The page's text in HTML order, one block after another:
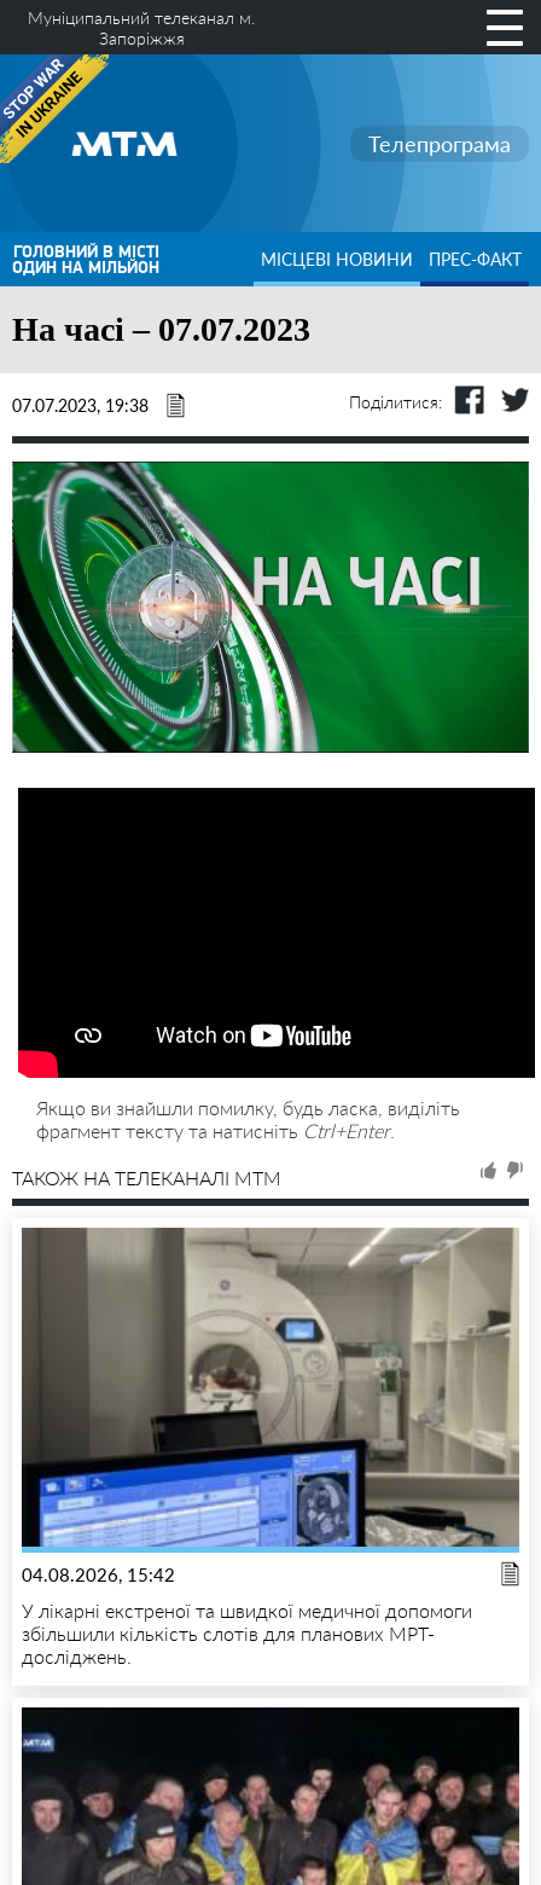
Муніципальний телеканал м.
Запоріжжя
Телепрограма
ГОЛОВНИЙ В МІСТІ
ОДИН НА МІЛЬЙОН МІСЦЕВІ НОВИНИ ПРЕС-ФАКТ
На часі – 07.07.2023
07.07.2023, 19:38 Поділитися:
Якщо ви знайшли помилку, будь ласка, виділіть
фрагмент тексту та натисніть Ctrl+Enter.
ТАКОЖ НА ТЕЛЕКАНАЛІ MTM
04.08.2026, 15:42
У лікарні екстреної та швидкої медичної допомоги
збільшили кількість слотів для планових МРТ-
досліджень.